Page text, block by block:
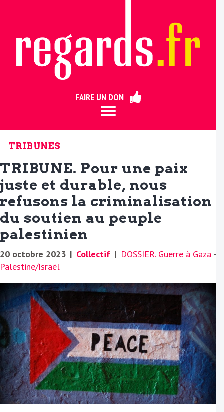
FAIRE UN DON
TRIBUNES
TRIBUNE. Pour une paix
juste et durable, nous
refusons la criminalisation
du soutien au peuple
palestinien
20 octobre 2023 | Collectif | DOSSIER. Guerre à Gaza -
Palestine/Israël